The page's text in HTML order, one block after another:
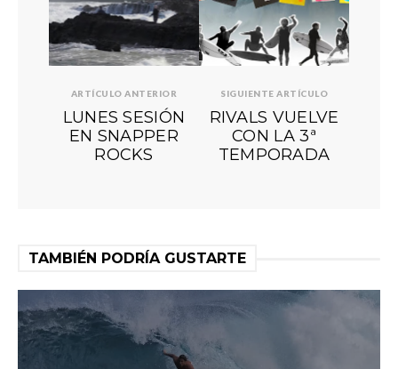
ARTÍCULO ANTERIOR
LUNES SESIÓN
EN SNAPPER
ROCKS
SIGUIENTE ARTÍCULO
RIVALS VUELVE
CON LA 3ª
TEMPORADA
TAMBIÉN PODRÍA GUSTARTE